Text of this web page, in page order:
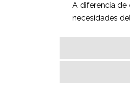
A diferencia de
necesidades